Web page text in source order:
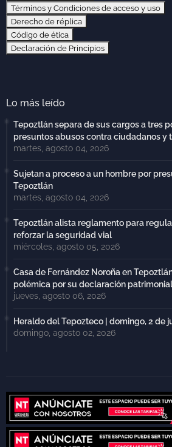
Términos y Condiciones de acceso y uso
Derecho de réplica
Código de ética
Declaración de Principios
Lo más leído
Tepoztlán separa de sus cargos a tres
presuntos abusos contra ciudadanos y
martes, agosto 04, 2026
Sujetan a proceso a un hombre por
Tepoztlán
martes, agosto 04, 2026
Tepoztlán alista reglamento para
reforzar la seguridad vial
miércoles, agosto 05, 2026
Casa de Fernández Noroña en
polémica por su declaración patrimonial
jueves, agosto 06, 2026
Heraldo del Tepozteco | domingo, 2 de
domingo, agosto 02, 2026